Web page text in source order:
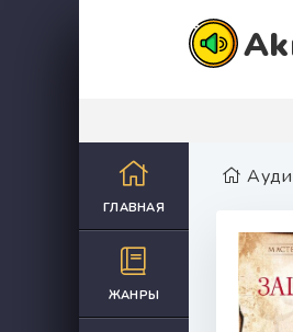
ГЛАВНАЯ
ЖАНРЫ